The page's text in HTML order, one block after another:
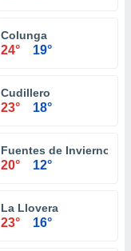
Colunga
24° 19°
Cudillero
23° 18°
Fuentes de Invierno
20° 12°
La Llovera
23° 16°